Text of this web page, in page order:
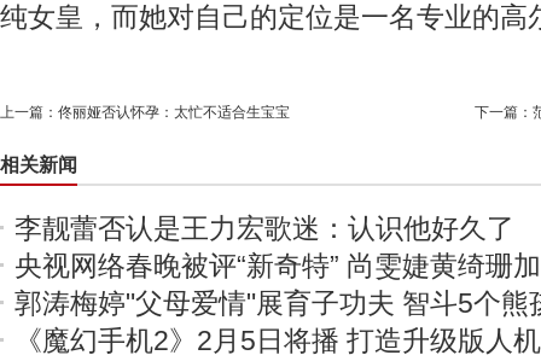
纯女皇，而她对自己的定位是一名专业的高
上一篇： 佟丽娅否认怀孕：太忙不适合生宝宝 下一篇：
相关新闻
李靓蕾否认是王力宏歌迷：认识他好久了
央视网络春晚被评“新奇特” 尚雯婕黄绮珊
郭涛梅婷"父母爱情"展育子功夫 智斗5个熊
《魔幻手机2》2月5日将播 打造升级版人